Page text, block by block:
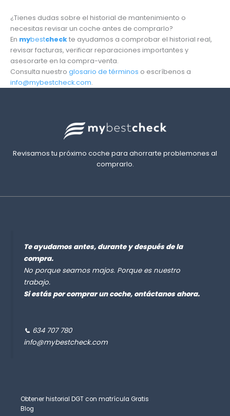
¿Tienes dudas sobre el historial de mantenimiento o
necesitas revisar un coche antes de comprarlo?
En mybestcheckte ayudamos a comprobar el historial real,
revisar facturas, verificar reparaciones importantes y
asesorarte en la compra-venta.
Consulta nuestro glosario de términos o escríbenos a
info@mybestcheck.com.
Revisamos tu próximo coche para ahorrarte problemones al
comprarlo.
Te ayudamos antes, durante y después de la
compra.
No porque seamos majos. Porque es nuestro
trabajo.
Si estás por comprar un coche, ontáctanos ahora.
📞 634 707 780
info@mybestcheck.com
Obtener historial DGT con matrícula Gratis
Blog